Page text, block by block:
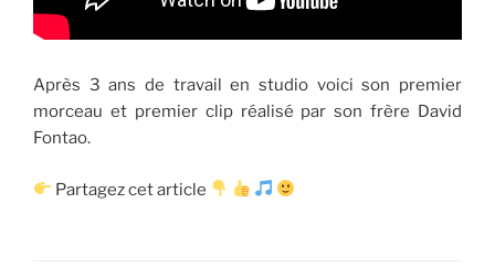
Après 3 ans de travail en studio voici son premier
morceau et premier clip réalisé par son frère David
Fontao.
Partagez cet article